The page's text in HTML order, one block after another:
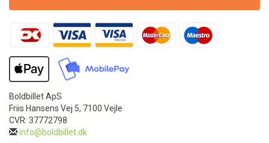
Boldbillet ApS
Friis Hansens Vej 5, 7100 Vejle
CVR: 37772798
info@boldbillet.dk